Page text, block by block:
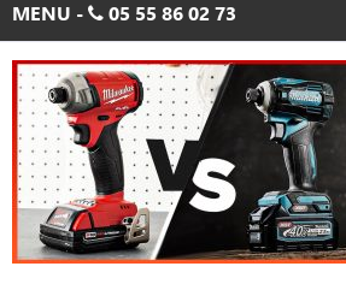
MENU - 05 55 86 02 73
ACCUEIL
PRODUITS
PROMOTIONS
CONTACTS
05 55 86 02 73